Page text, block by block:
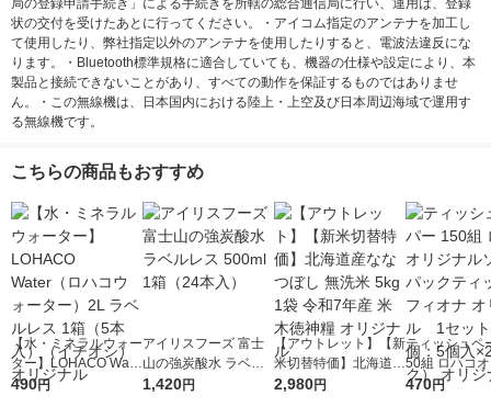
局の登録申請手続き」による手続きを所轄の総合通信局に行い、運用は、登録
状の交付を受けたあとに行ってください。・アイコム指定のアンテナを加工し
て使用したり、弊社指定以外のアンテナを使用したりすると、電波法違反にな
ります。・Bluetooth標準規格に適合していても、機器の仕様や設定により、本
製品と接続できないことがあり、すべての動作を保証するものではありませ
ん。・この無線機は、日本国内における陸上・上空及び日本周辺海域で運用す
る無線機です。
こちらの商品もおすすめ
【水・ミネラルウォー
ター】LOHACO Wate
r（ロハコウォータ
490円
アイリスフーズ 富士
山の強炭酸水 ラベル
レス 500ml 1箱（24
1,420円
【アウトレット】【新
米切替特価】北海道産
ななつぼし 無洗米 5k
2,980円
ティッシュペ
50組 ロハコ
ルソフトパッ
470円